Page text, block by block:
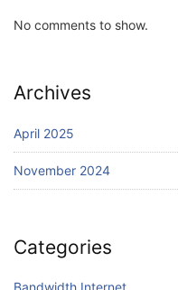
No comments to show.
Archives
April 2025
November 2024
Categories